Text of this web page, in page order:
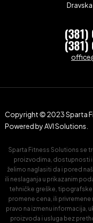
(381)
Copyright © 2023 Sparta
Powered byAVI Solutions.
Sparta Fitness Solutions se
proizvodima, dostupnosti i
želimo naglasiti da i pored
ili neslaganja u prikazanim
tehničke greške,
promene cena, ili
pravo na izmenu informacija,
proizvoda i usluga bez